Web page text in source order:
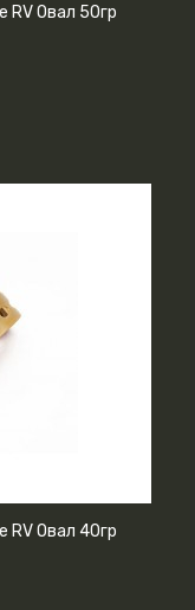
RV Овал 50гр
RV Овал 40гр